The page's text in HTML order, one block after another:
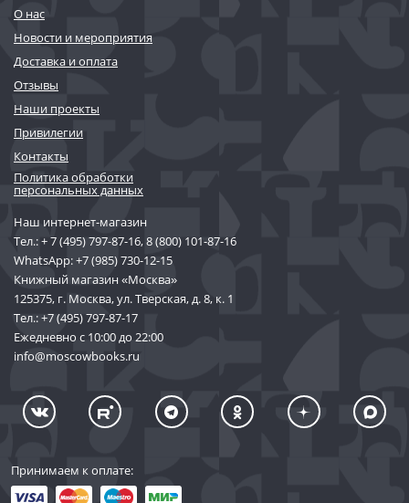
О нас
Новости и мероприятия
Доставка и оплата
Отзывы
Наши проекты
Привилегии
Контакты
Политика обработки
персональных данных
Наш интернет-магазин
Тел.:+ 7 (495) 797-87-16,8 (800) 101-87-16
WhatsApp:+7 (985) 730-12-15
Книжный магазин «Москва»
125375, г. Москва, ул. Тверская, д. 8, к. 1
Тел.:+7 (495) 797-87-17
Ежедневно с 10:00 до 22:00
info@moscowbooks.ru
Принимаем к оплате: